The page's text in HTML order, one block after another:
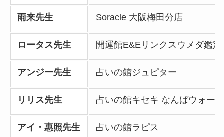
雨来先生 Soracle 大阪梅田分店
ロータス先生 開運館E&Eリンクスウメダ鑑定
アンジー先生 占いの館ジュピター
リリス先生 占いの館キセキ なんばウォー
アイ・惠照先生 占いの館ラピス